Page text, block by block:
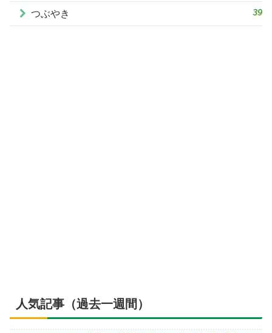
つぶやき 39
人気記事（過去一週間）